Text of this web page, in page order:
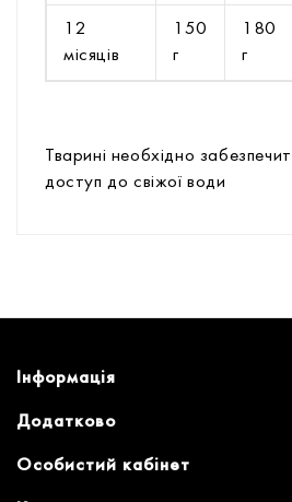
12
місяців
150
г
180
г
Тварині необхідно
доступ до свіжої води
Інформація
Додатково
Особистий кабінет